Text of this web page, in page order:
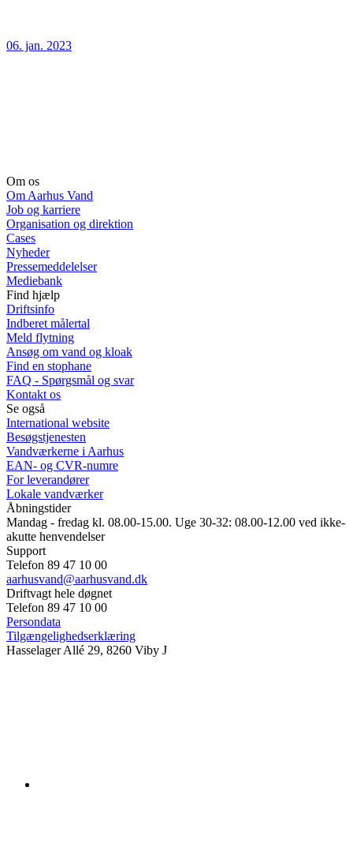
06. jan. 2023
Om os
Om Aarhus Vand
Job og karriere
Organisation og direktion
Cases
Nyheder
Pressemeddelelser
Mediebank
Find hjælp
Driftsinfo
Indberet målertal
Meld flytning
Ansøg om vand og kloak
Find en stophane
FAQ - Spørgsmål og svar
Kontakt os
Se også
International website
Besøgstjenesten
Vandværkerne i Aarhus
EAN- og CVR-numre
For leverandører
Lokale vandværker
Åbningstider
Mandag - fredag kl. 08.00-15.00. Uge 30-32: 08.00-12.00 ved ikke-
akutte henvendelser
Support
Telefon 89 47 10 00
aarhusvand@aarhusvand.dk
Driftvagt hele døgnet
Telefon 89 47 10 00
Persondata
Tilgængelighedserklæring
Hasselager Allé 29, 8260 Viby J